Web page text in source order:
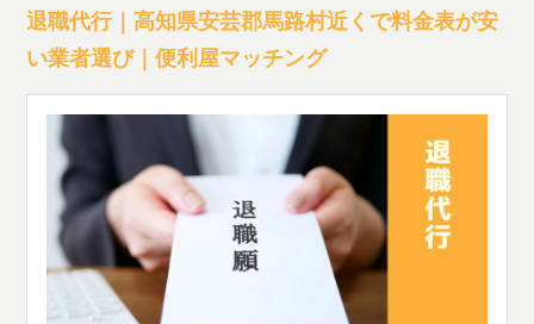
退職代行｜高知県安芸郡馬路村近くで料金表が安
い業者選び｜便利屋マッチング